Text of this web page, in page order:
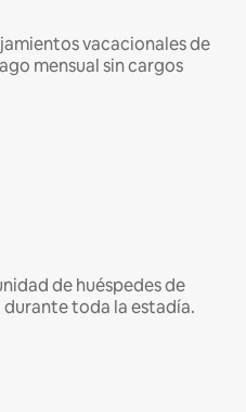
vacacionales de
mensual sin cargos
de huéspedes de
toda la estadía.